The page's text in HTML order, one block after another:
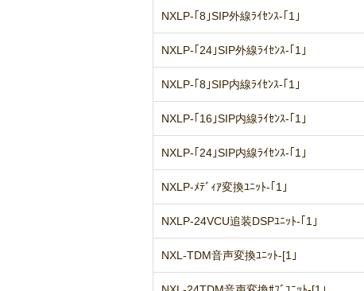
NXLP-｢8｣SIP外線ﾗｲｾﾝｽ-｢1｣
NXLP-｢24｣SIP外線ﾗｲｾﾝｽ-｢1｣
NXLP-｢8｣SIP内線ﾗｲｾﾝｽ-｢1｣
NXLP-｢16｣SIP内線ﾗｲｾﾝｽ-｢1｣
NXLP-｢24｣SIP内線ﾗｲｾﾝｽ-｢1｣
NXLP-ﾒﾃﾞｨｱ変換ﾕﾆｯﾄ-｢1｣
NXLP-24VCU追装DSPﾕﾆｯﾄ-｢1｣
NXL-TDM音声変換ﾕﾆｯﾄ-[1｣